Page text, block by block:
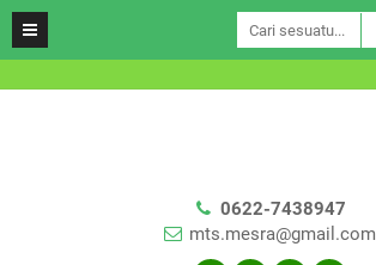
0622-7438947
mts.mesra@gmail.com